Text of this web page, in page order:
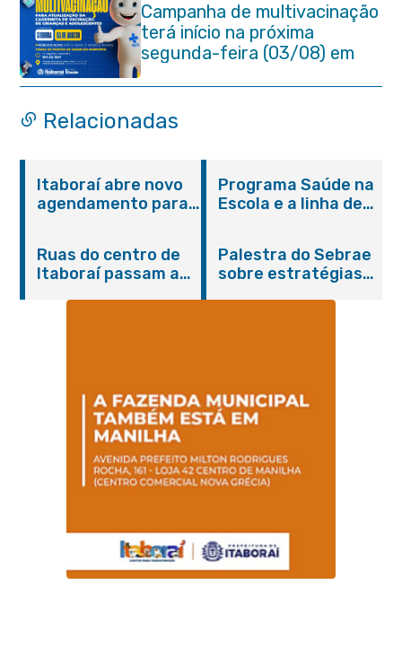
Campanha de multivacinação
terá início na próxima
segunda-feira (03/08) em
Itaboraí
Relacionadas
Itaboraí abre novo
agendamento para
Programa Saúde na
Escola e a linha de
promovem
conscientização
sobre hanseníase
Ruas do centro de
Itaboraí passam a
Palestra do Sebrae
sobre estratégias